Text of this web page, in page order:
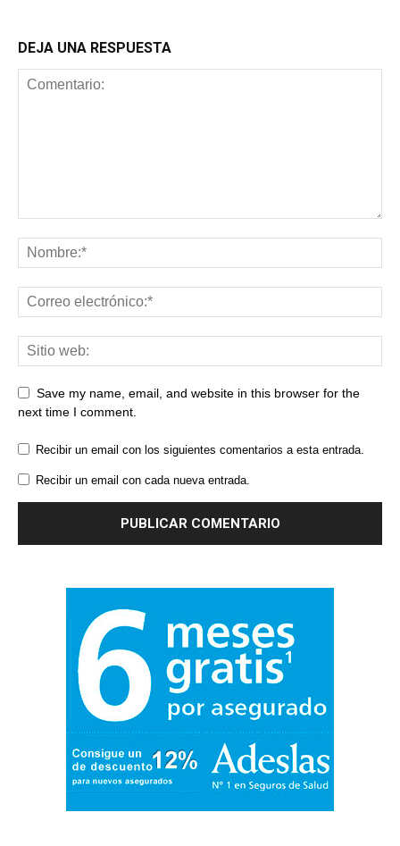
DEJA UNA RESPUESTA
Save my name, email, and website in this browser for the
next time I comment.
Recibir un email con los siguientes comentarios a esta entrada.
Recibir un email con cada nueva entrada.